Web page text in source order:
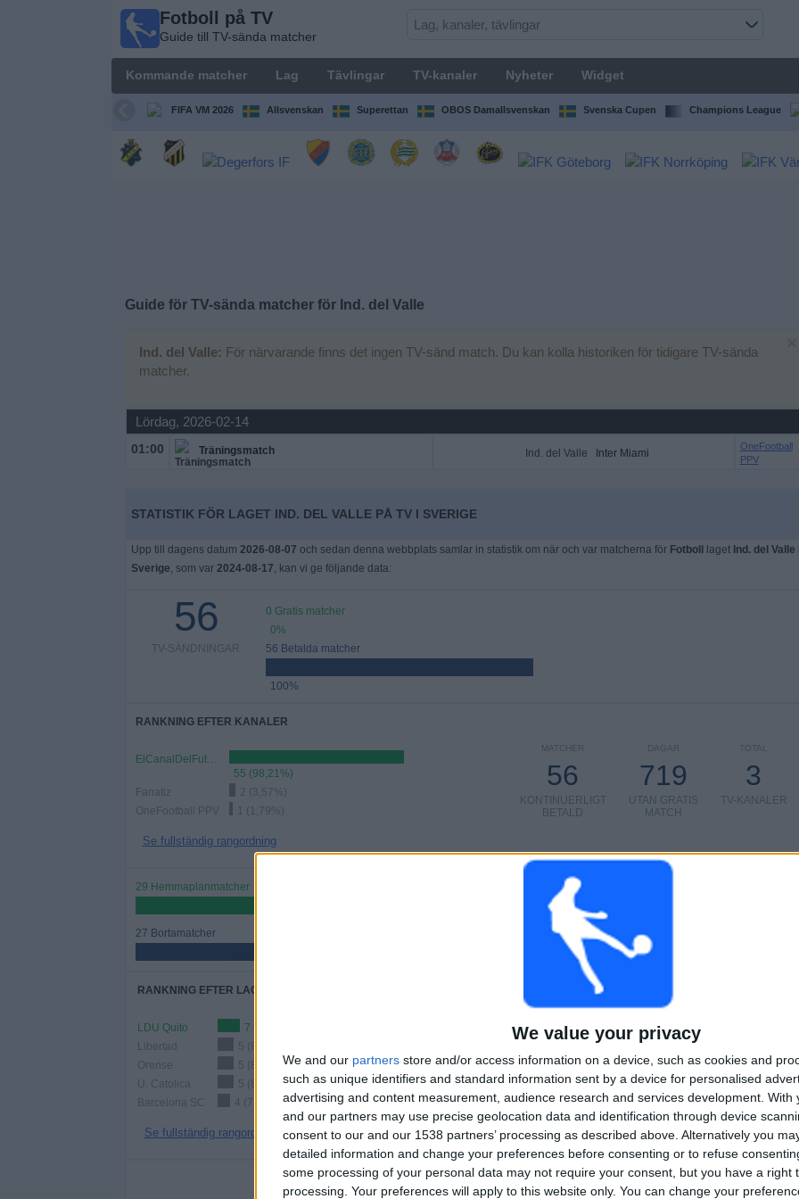
We value your privacy
We and our partners store and/or access information on a device, such as cookies and
such as unique identifiers and standard information sent by a device for personalised
advertising and content measurement, audience research and services development. With
and our partners may use precise geolocation data and identification through device
consent to our and our 1538 partners’ processing as described above. Alternatively you
detailed information and change your preferences before consenting or to refuse
some processing of your personal data may not require your consent, but you have a right
processing. Your preferences will apply to this website only. You can change your
Fotboll på TV
Guide till TV-sända matcher
Kommande matcher Lag Tävlingar TV-kanaler Nyheter Widget
FIFA VM 2026 Allsvenskan Superettan OBOS Damallsvenskan Svenska Cupen Champions League
Guide för TV-sända matcher för Ind. del Valle
Ind. del Valle: För närvarande finns det ingen TV-sänd match. Du kan kolla historiken för tidigare TV-sända
matcher.
Lördag, 2026-02-14
01:00 Träningsmatch Ind. del Valle Inter Miami
OneFootball
PPV
STATISTIK FÖR LAGET IND. DEL VALLE PÅ TV I SVERIGE
Upp till dagens datum 2026-08-07 och sedan denna webbplats samlar in statistik om när och var matcherna för Fotboll laget Ind. del Valle
Sverige, som var 2024-08-17, kan vi ge följande data:
56
TV-SÄNDNINGAR
0 Gratis matcher
0%
56 Betalda matcher
100%
RANKNING EFTER KANALER
ElCanalDelFutbol.com
55 (98,21%)
Fanatiz
2 (3,57%)
OneFootball PPV
1 (1,79%)
Se fullständig rangordning
TOTAL
3
TV-KANALER
DAGAR
719
UTAN GRATIS
MATCH
MATCHER
56
KONTINUERLIGT
BETALD
29 Hemmaplanmatcher
27 Bortamatcher
VS LDU Quito
TOTAL
TÄVLINGAR
RANKNING EFTER LAG
LDU Quito
7 (12,5%)
Libertad
5 (8,93%)
Orense
5 (8,93%)
U. Catolica
5 (8,93%)
Barcelona SC
4 (7,14%)
Se fullständig rangordning
RANKNING EFTER TÄVLINGAR
1 (1,79%)
Se fullständig rangordning
ANTAL MATCHER PER VECKODAG